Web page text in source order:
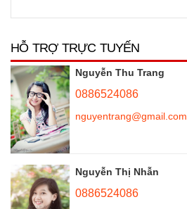
HỖ TRỢ TRỰC TUYẾN
Nguyễn Thu Trang
0886524086
nguyentrang@gmail.com
Nguyễn Thị Nhẫn
0886524086